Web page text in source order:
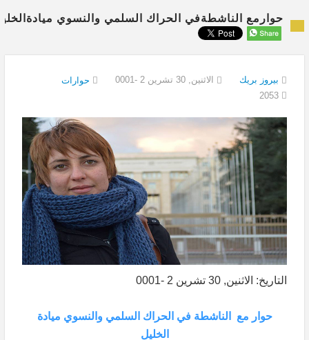
حوارمع الناشطةفي الحراك السلمي والنسوي
بيروز بريك الاثنين, 30 تشرين 2 -0001
حوارات
التاريخ: الاثنين, 30 تشرين 2 -0001
حوار مع الناشطة في الحراك السلمي والنسوي ميادة
الخليل